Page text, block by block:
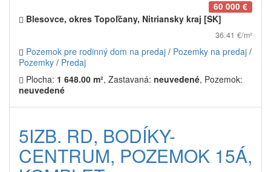
60 000 €
Blesovce, okres Topoľčany, Nitriansky kraj [SK]
36.41 €/m²
Pozemok pre rodinný dom na predaj / Pozemky na predaj /
Pozemky / Predaj
Plocha: 1 648.00 m², Zastavaná: neuvedené, Pozemok:
neuvedené
5IZB. RD, BODÍKY-
CENTRUM, POZEMOK 15Á,